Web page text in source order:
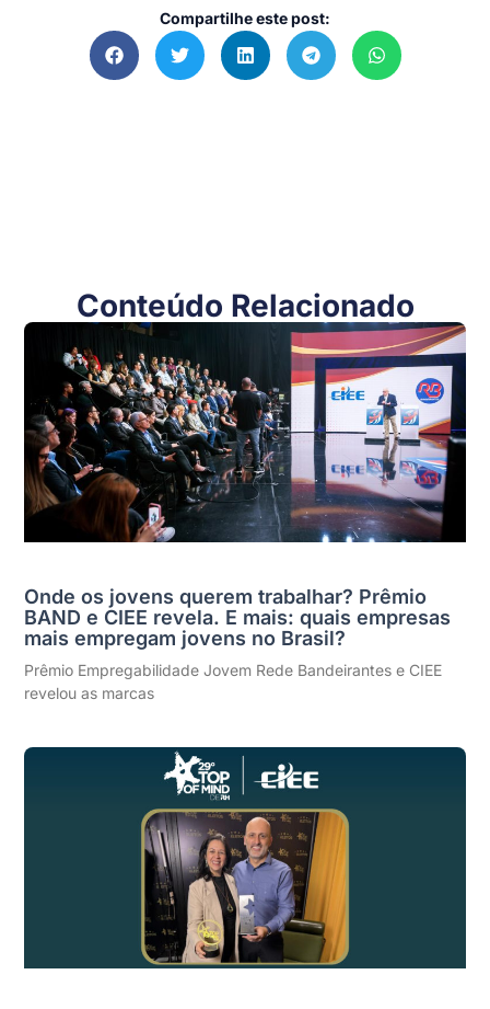
Compartilhe este post:
Conteúdo Relacionado
Onde os jovens querem trabalhar? Prêmio
BAND e CIEE revela. E mais: quais empresas
mais empregam jovens no Brasil?
Prêmio Empregabilidade Jovem Rede Bandeirantes e CIEE
revelou as marcas